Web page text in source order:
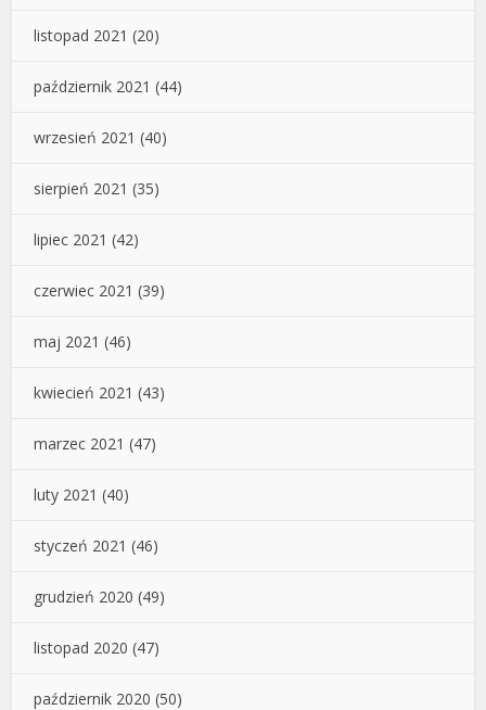
listopad 2021 (20)
październik 2021 (44)
wrzesień 2021 (40)
sierpień 2021 (35)
lipiec 2021 (42)
czerwiec 2021 (39)
maj 2021 (46)
kwiecień 2021 (43)
marzec 2021 (47)
luty 2021 (40)
styczeń 2021 (46)
grudzień 2020 (49)
listopad 2020 (47)
październik 2020 (50)